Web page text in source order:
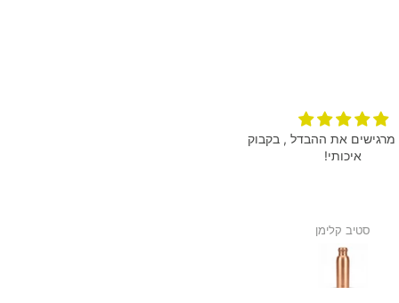
את ההבדל , בקבוק
איכותי!
סטיב קלימן